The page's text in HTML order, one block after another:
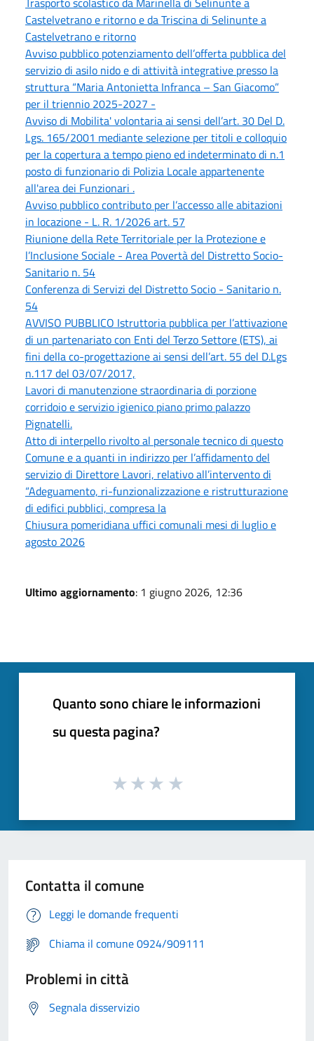
Castelvetrano e ritorno e da Triscina di Selinunte a
Castelvetrano e ritorno
Avviso pubblico potenziamento dell’offerta pubblica del
servizio di asilo nido e di attività integrative presso la
struttura “Maria Antonietta Infranca – San Giacomo”
per il triennio 2025-2027 -
Avviso di Mobilita' volontaria ai sensi dell’art. 30 Del D.
Lgs. 165/2001 mediante selezione per titoli e colloquio
per la copertura a tempo pieno ed indeterminato di n.1
posto di funzionario di Polizia Locale appartenente
all'area dei Funzionari .
Avviso pubblico contributo per l’accesso alle abitazioni
in locazione - L. R. 1/2026 art. 57
Riunione della Rete Territoriale per la Protezione e
l’Inclusione Sociale - Area Povertà del Distretto Socio-
Sanitario n. 54
Conferenza di Servizi del Distretto Socio - Sanitario n.
54
AVVISO PUBBLICO Istruttoria pubblica per l’attivazione
di un partenariato con Enti del Terzo Settore (ETS), ai
fini della co-progettazione ai sensi dell’art. 55 del D.Lgs
n.117 del 03/07/2017,
Lavori di manutenzione straordinaria di porzione
corridoio e servizio igienico piano primo palazzo
Pignatelli.
Atto di interpello rivolto al personale tecnico di questo
Comune e a quanti in indirizzo per l’affidamento del
servizio di Direttore Lavori, relativo all’intervento di
“Adeguamento, ri-funzionalizzazione e ristrutturazione
di edifici pubblici, compresa la
Chiusura pomeridiana uffici comunali mesi di luglio e
agosto 2026
Ultimo aggiornamento: 1 giugno 2026, 12:36
Quanto sono chiare le informazioni
su questa pagina?
Contatta il comune
Leggi le domande frequenti
Chiama il comune 0924/909111
Problemi in città
Segnala disservizio